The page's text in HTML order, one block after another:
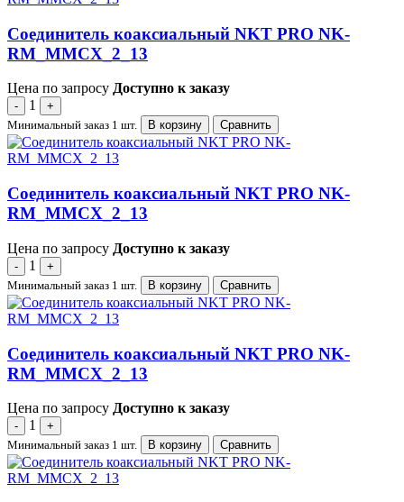
Соединитель коаксиальный NKT PRO NK-
RM_MMCX_2_13
Цена по запросу Доступно к заказу
- 1
+
Минимальный заказ 1 шт.
В корзину Сравнить
Соединитель коаксиальный NKT PRO NK-
RM_MMCX_2_13
Цена по запросу Доступно к заказу
- 1
+
Минимальный заказ 1 шт.
В корзину Сравнить
Соединитель коаксиальный NKT PRO NK-
RM_MMCX_2_13
Цена по запросу Доступно к заказу
- 1
+
Минимальный заказ 1 шт.
В корзину Сравнить